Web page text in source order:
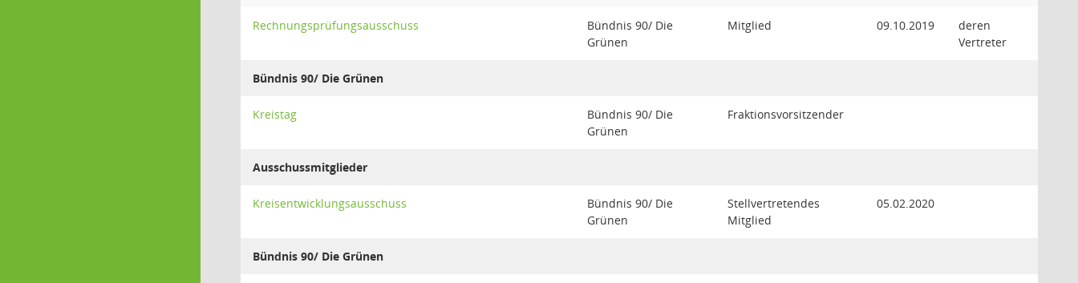
Rechnungsprüfungsausschuss
Bündnis 90/ Die
Grünen
Mitglied 09.10.2019
deren
Vertreter
Bündnis 90/ Die Grünen
Kreistag
Bündnis 90/ Die
Grünen
Fraktionsvorsitzender
Ausschussmitglieder
Kreisentwicklungsausschuss
Bündnis 90/ Die
Grünen
Stellvertretendes
Mitglied
05.02.2020
Bündnis 90/ Die Grünen